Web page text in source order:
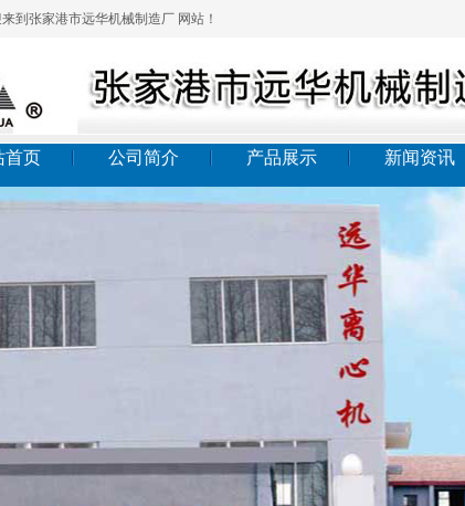
到张家港市远华机械制造厂 网站！
首页 公司简介 产品展示 新闻资讯